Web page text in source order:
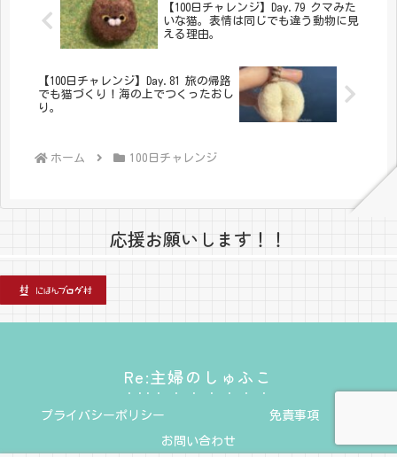
【100日チャレンジ】Day.79 クマみた
いな猫。表情は同じでも違う動物に見
える理由。
【100日チャレンジ】Day.81 旅の帰路
でも猫づくり！海の上でつくったおし
り。
ホーム 100日チャレンジ
応援お願いします！！
Re:主婦のしゅふこ
プライバシーポリシー 免責事項
お問い合わせ